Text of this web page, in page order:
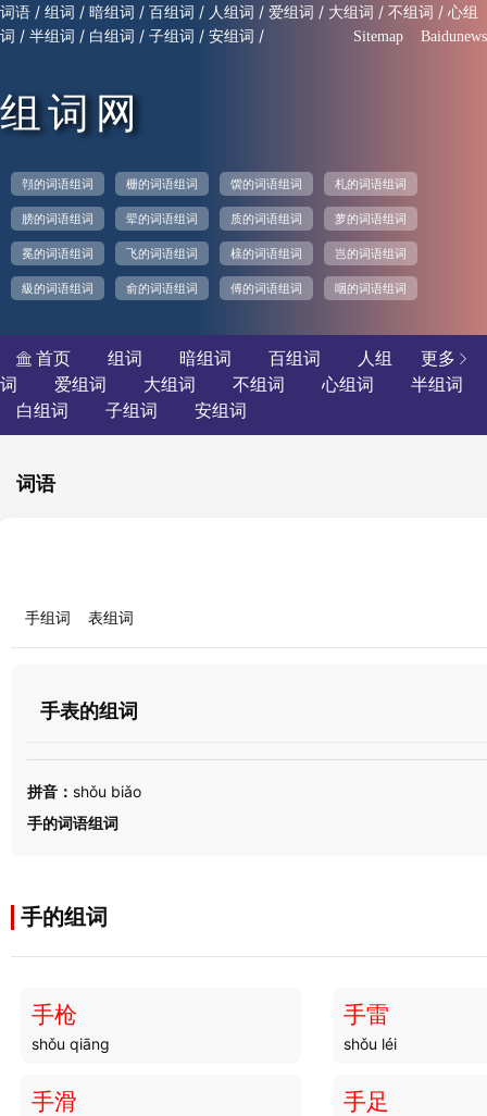
词语 / 组词 / 暗组词 / 百组词 / 人组词 / 爱组词 / 大组词 / 不组词 / 心组
词 / 半组词 / 白组词 / 子组词 / 安组词 / Sitemap Baidunews
组词网
顇的词语组词 栅的词语组词 馔的词语组词 札的词语组词
膀的词语组词 翚的词语组词 质的词语组词 萝的词语组词
冕的词语组词 飞的词语组词 榇的词语组词 岂的词语组词
級的词语组词 俞的词语组词 傅的词语组词 咽的词语组词
更多 
 首页 组词 暗组词 百组词
人组
词
爱组词 大组词 不组词 心组词
半组词
白组词
子组词 安组词
词语
手组词 表组词
手表的组词
拼音： shǒu biǎo
手的词语组词
手的组词
手枪
shǒu qiāng
手雷
shǒu léi
手滑 手足